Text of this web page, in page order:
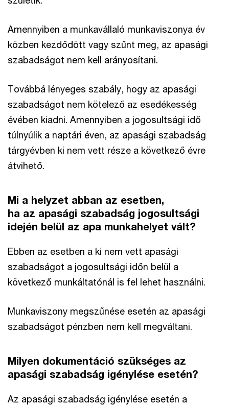
Amennyiben a munkavállaló munkaviszonya év
közben kezdődött vagy szűnt meg, az apasági
szabadságot nem kell arányosítani.
Továbbá lényeges szabály, hogy az apasági
szabadságot nem kötelező az esedékesség
évében kiadni. Amennyiben a jogosultsági idő
túlnyúlik a naptári éven, az apasági szabadság
tárgyévben ki nem vett része a következő évre
átvihető.
Mi a helyzet abban az esetben,
ha az apasági szabadság jogosultsági
idején belül az apa munkahelyet vált?
Ebben az esetben a ki nem vett apasági
szabadságot a jogosultsági időn belül a
következő munkáltatónál is fel lehet használni.
Munkaviszony megszűnése esetén az apasági
szabadságot pénzben nem kell megváltani.
Milyen dokumentáció szükséges az
apasági szabadság igénylése esetén?
Az apasági szabadság igénylése esetén a